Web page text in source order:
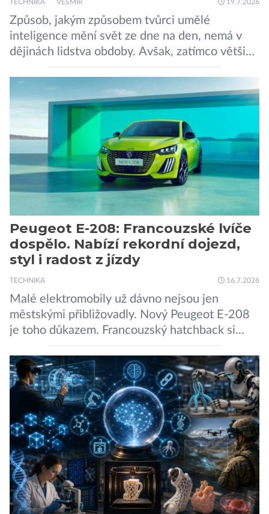
TECHNIKA VESMÍR 19.7.2026
Způsob, jakým způsobem tvůrci umělé
inteligence mění svět ze dne na den, nemá v
dějinách lidstva obdoby. Avšak, zatímco většina
pozornosti se soustředí na chatboty,
generování obrázků nebo automatizaci práce,
bezpečnostní experti upozorňují na mnohem
méně nápadné riziko. Podle některých
odborníků by už během příštích dvou let mohly
pokročilé systémy AI výrazně usnadnit
kybernetické útoky […]
Peugeot E-208: Francouzské lvíče
dospělo. Nabízí rekordní dojezd,
styl i radost z jízdy
TECHNIKA 16.7.2026
Malé elektromobily už dávno nejsou jen
městskými přibližovadly. Nový Peugeot E-208
je toho důkazem. Francouzský hatchback si
zachoval svůj atraktivní design, přidal delší
dojezd a modernější technologie, ale hlavně
ukazuje, že i kompaktní elektromobil může být
autem, se kterým bez obav vyrazíte za hranice
města Peugeot se u modelu 208 trefil do
černého už […]